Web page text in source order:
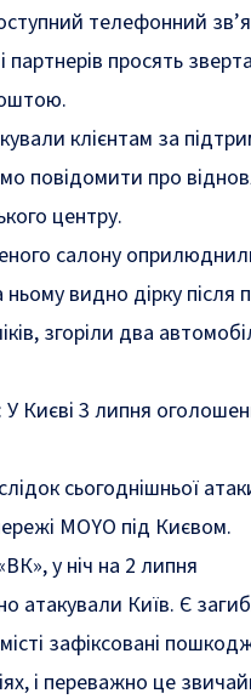
телефонний
партнерів просять
клієнтам за
повідомити про
центру.
салону
видно дірку після
згоріли два
У Києві 3 липня
сьогоднішньої
MOYO під Києвом.
у ніч на 2 липня
атакували Київ. Є
зафіксовані
і переважно це